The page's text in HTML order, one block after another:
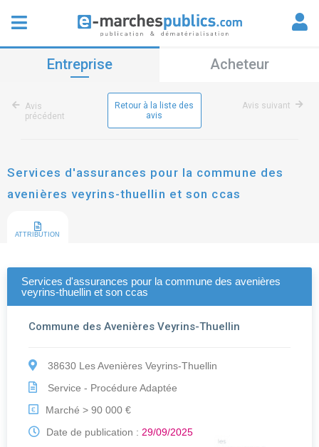
Entreprise Acheteur
Avis
précédent
Retour à la liste des
avis
Avis suivant
Services d'assurances pour la commune des
avenières veyrins-thuellin et son ccas
ATTRIBUTION
Services d'assurances pour la commune des avenières
veyrins-thuellin et son ccas
Commune des Avenières Veyrins-Thuellin
38630 Les Avenières Veyrins-Thuellin
Service - Procédure Adaptée
€
Marché > 90 000 €
Date de publication : 29/09/2025